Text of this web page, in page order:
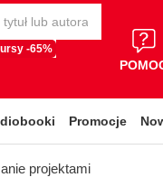
-65%
Promocje
projektami